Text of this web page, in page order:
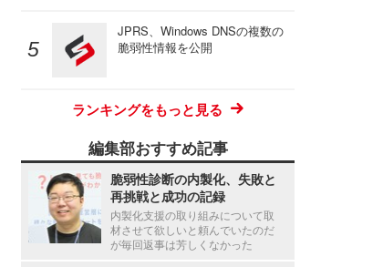
JPRS、Windows DNSの複数の
脆弱性情報を公開
ランキングをもっと見る
編集部おすすめ記事
脆弱性診断の内製化、失敗と
再挑戦と成功の記録
内製化支援の取り組みについて取
材させて欲しいと頼んでいたのだ
が毎回返事は芳しくなかった